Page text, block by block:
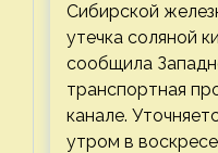
Сибирской
утечка соляной
сообщила
транспортная
канале.
утром в